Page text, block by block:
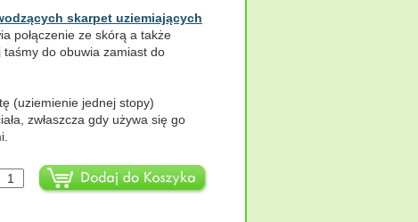
skarpet uziemiających
połączenie ze skórą a także
taśmy do obuwia zamiast do
(uziemienie jednej stopy)
zwłaszcza gdy używa się go